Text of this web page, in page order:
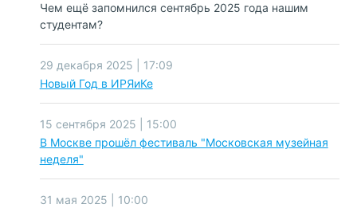
Чем ещё запомнился сентябрь 2025 года нашим
студентам?
29 декабря 2025 | 17:09
Новый Год в ИРЯиКе
15 сентября 2025 | 15:00
В Москве прошёл фестиваль "Московская музейная
неделя"
31 мая 2025 | 10:00